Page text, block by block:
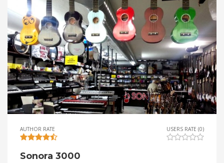
AUTHOR RATE USERS RATE (0)
Sonora 3000